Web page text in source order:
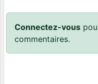
Connectez-vous
commentaires.